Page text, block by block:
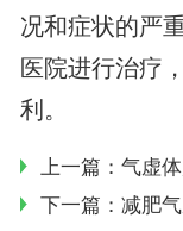
况和症状的严
医院进行治疗
利。
上一篇： 气虚
下一篇： 减肥